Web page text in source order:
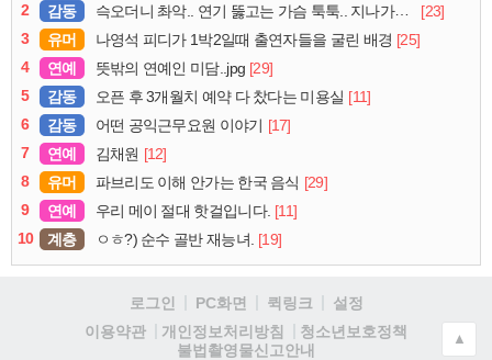
2
감동 슥오더니 촤악.. 연기 뚫고는 가슴 툭툭.. 지나가던 아재의 정체
[23]
3
유머 나영석 피디가 1박2일때 출연자들을 굴린 배경 [25]
4
연예 뜻밖의 연예인 미담..jpg [29]
5
감동 오픈 후 3개월치 예약 다 찼다는 미용실 [11]
6
감동 어떤 공익근무요원 이야기 [17]
7
연예 김채원 [12]
8
유머 파브리도 이해 안가는 한국 음식 [29]
9
연예 우리 메이 절대 핫걸입니다. [11]
10
계층 ㅇㅎ?) 순수 골반 재능녀. [19]
로그인 PC화면 퀵링크
설정
이용약관
개인정보처리방침
청소년보호정책
불법촬영물신고안내
▲